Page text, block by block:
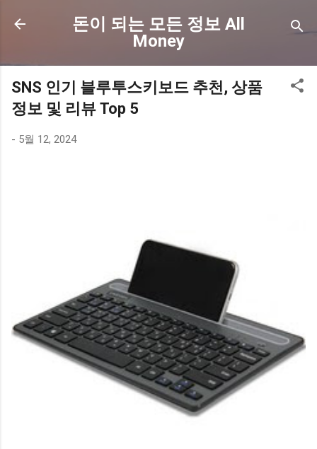
기본 콘텐츠로 건너뛰기
돈이 되는 모든 정보 All
Money
SNS 인기 블루투스키보드 추천, 상품
정보 및 리뷰 Top 5
- 5월 12, 2024